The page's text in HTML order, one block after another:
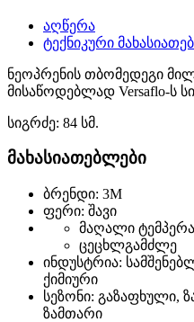
აღწერა
ტექნიკური
ნეოპრენის თბომედეგი
მისაწოდებლად Versaflo-ს
სიგრძე: 84 სმ.
მახასიათებლები
ბრენდი: 3M
ფერი: შავი
მაღალი
ცეცხლგამძლე
ინდუსტრია:
ქიმიური
სეზონი: გაზაფხული,
ზამთარი